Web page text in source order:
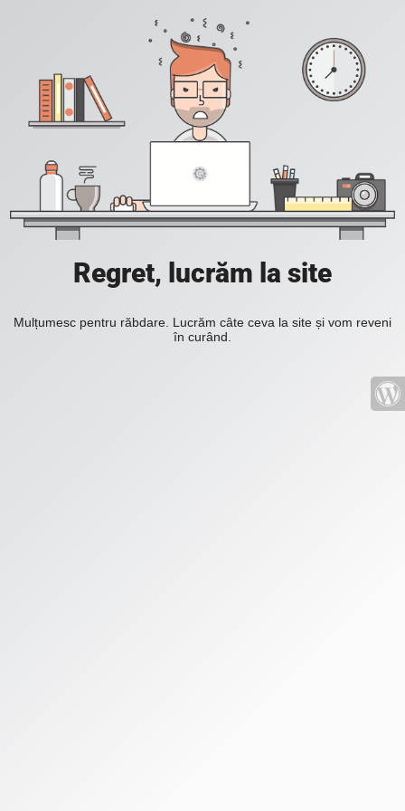
Regret, lucrăm la site
Mulțumesc pentru răbdare. Lucrăm câte ceva la site și vom reveni
în curând.